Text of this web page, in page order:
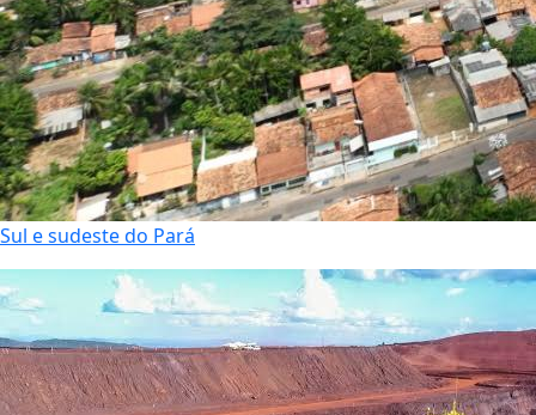
Sul e sudeste do Pará